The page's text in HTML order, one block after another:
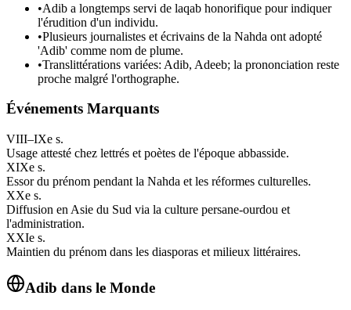
•Adib a longtemps servi de laqab honorifique pour indiquer
l'érudition d'un individu.
•Plusieurs journalistes et écrivains de la Nahda ont adopté
'Adib' comme nom de plume.
•Translittérations variées: Adib, Adeeb; la prononciation reste
proche malgré l'orthographe.
Événements Marquants
VIII–IXe s.
Usage attesté chez lettrés et poètes de l'époque abbasside.
XIXe s.
Essor du prénom pendant la Nahda et les réformes culturelles.
XXe s.
Diffusion en Asie du Sud via la culture persane-ourdou et
l'administration.
XXIe s.
Maintien du prénom dans les diasporas et milieux littéraires.
Adib dans le Monde